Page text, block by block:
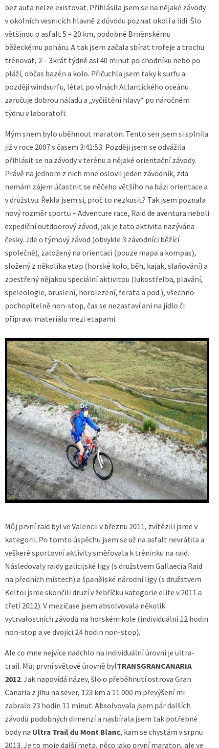
bez auta nelze existovat. Přihlásila jsem se na nějaké závody
v okolních vesnicích hlavně z důvodu poznat okolí a lidi. Šlo
většinou o asfalt 5 – 20 km, podobné Brněnskému
běžeckému poháru. A tak jsem začala sbírat trofeje a trochu
trénovat, 2 – 3krát týdně asi 40 minut po chodníku nebo po
pláži, občas bazén a kolo. Přičuchla jsem taky k surfu a
později windsurfu, létat po vlnách Atlantického oceánu
zaručuje dobrou náladu a „vyčištění hlavy“ po náročném
týdnu v laboratoři.
Mým snem bylo uběhnout maraton. Tento sen jsem si splnila
již v roce 2007 s časem 3:41:53. Později jsem se odvážila
přihlásit se na závody v terénu a nějaké orientační závody.
Právě na jednom z nich mne oslovil jeden závodník, zda
nemám zájem účastnit se něčeho většího na bázi orientace a
v družstvu. Řekla jsem si, proč to nezkusit? Tak jsem poznala
nový rozměr sportu – Adventure race, Raid de aventura neboli
expediční outdoorový závod, jak je tato aktivita nazývána
česky. Jde o týmový závod (obvykle 3 závodníci běžící
společně), založený na orientaci (pouze mapa a kompas),
složený z několika etap (horské kolo, běh, kajak, slaňování) a
zpestřený nějakou speciální aktivitou (lukostřelba, plavání,
speleologie, bruslení, horolezení, ferata a pod.), všechno
pochopitelně non-stop, čas se nezastaví ani na jídlo či
přípravu materiálu mezi etapami.
Můj první raid byl ve Valencii v březnu 2011, zvítězili jsme v
kategorii. Po tomto úspěchu jsem se už na asfalt nevrátila a
veškeré sportovní aktivity směřovala k tréninku na raid.
Následovaly raidy galicijské ligy (s družstvem Gallaecia Raid
na předních místech) a španělské národní ligy (s družstvem
Keltoi jsme skončili druzí v žebříčku kategorie elite v 2011 a
třetí 2012). V mezičase jsem absolvovala několik
vytrvalostních závodů na horském kole (individuální 12 hodin
non-stop a ve dvojici 24 hodin non-stop).
Ale co mne nejvíce nadchlo na individuální úrovni je ultra-
trail. Můj první světové úrovně bylTRANSGRANCANARIA
2012. Jak napovídá název, šlo o přeběhnutí ostrova Gran
Canaria z jihu na sever, 123 km a 11 000 m převýšení mi
zabralo 23 hodin 11 minut. Absolvovala jsem pár dalších
závodů podobných dimenzí a nasbírala jsem tak potřebné
body na Ultra Trail du Mont Blanc, kam se chystám v srpnu
2013. Je to moje další meta, něco jako první maraton, ale ve